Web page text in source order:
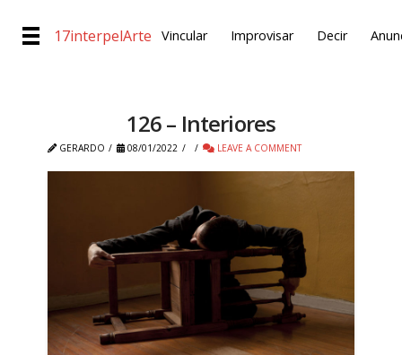
17interpelArte Vincular Improvisar Decir
126 – Interiores
GERARDO 08/01/2022 LEAVE A COMMENT